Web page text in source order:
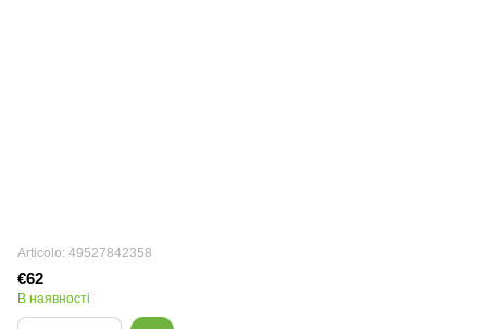
Articolo: 49527842358
€62
В наявності